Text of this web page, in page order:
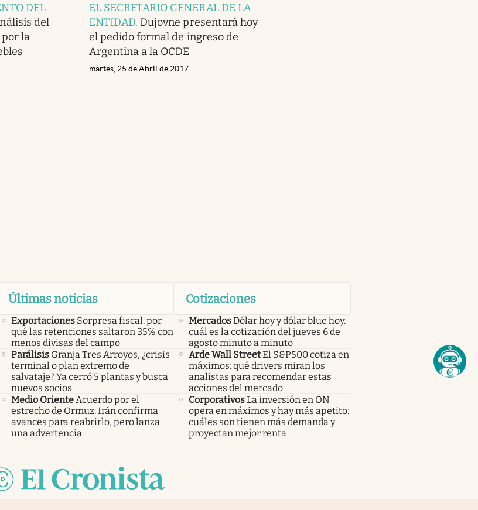
DEL
del
la
EL SECRETARIO GENERAL DE LA
ENTIDAD. Dujovne presentará hoy
el pedido formal de ingreso de
Argentina a la OCDE
martes, 25 de Abril de 2017
Últimas noticias
Exportaciones Sorpresa fiscal: por
qué las retenciones saltaron 35% con
menos divisas del campo
Parálisis Granja Tres Arroyos, ¿crisis
terminal o plan extremo de
salvataje? Ya cerró 5 plantas y busca
nuevos socios
Medio Oriente Acuerdo por el
estrecho de Ormuz: Irán confirma
avances para reabrirlo, pero lanza
una advertencia
Cotizaciones
MercadosDólar hoy y dólar blue hoy:
cuál es la cotización del jueves 6 de
agosto minuto a minuto
Arde Wall StreetEl S&P500 cotiza en
máximos: qué drivers miran los
analistas para recomendar estas
acciones del mercado
CorporativosLa inversión en ON
opera en máximos y hay más apetito:
cuáles son tienen más demanda y
proyectan mejor renta